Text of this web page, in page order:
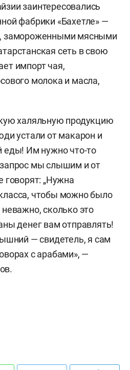
заинтересовались
фабрики «Бахетле» —
замороженными мясными
сеть в свою
импорт чая,
молока и масла,
халяльную продукцию
устали от макарон и
еды! Им нужно что-то
мы слышим и от
говорят: „Нужна
чтобы можно было
сколько это
денег вам отправлять!
— свидетель, я сам
с арабами», —